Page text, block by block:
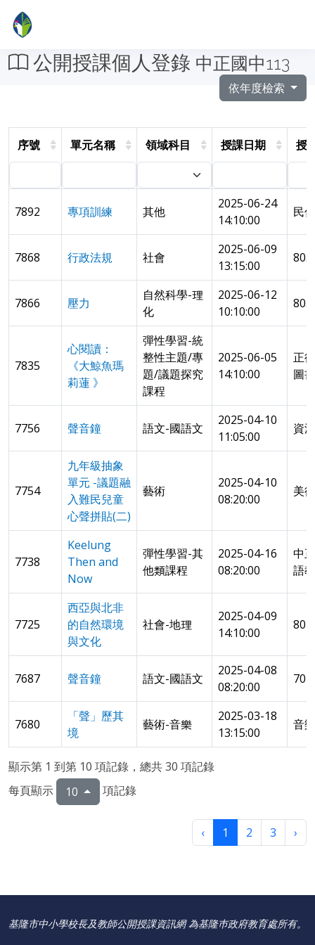
公開授課個人登錄 中正國中113
依年度檢索
序號 單元名稱 領域科目 授課日期 授
7892 專項訓練 其他
2025-06-24
14:10:00
民
7868 行政法規 社會
2025-06-09
13:15:00
805
7866 壓力
自然科學-理
化
2025-06-12
10:10:00
805
7835
心閱讀：
《大鯨魚瑪
莉蓮 》
彈性學習-統
整性主題/專
題/議題探究
課程
2025-06-05
14:10:00
正
圖
7756 聲音鐘 語文-國語文
2025-04-10
11:05:00
資
7754
九年級抽象
單元 -議題融
入難民兒童
心聲拼貼(二)
藝術
2025-04-10
08:20:00
美
7738
Keelung
Then and
Now
彈性學習-其
他類課程
2025-04-16
08:20:00
中
語
7725
西亞與北非
的自然環境
與文化
社會-地理
2025-04-09
14:10:00
802
7687 聲音鐘 語文-國語文
2025-04-08
08:20:00
7680
「聲」歷其
境
藝術-音樂
2025-03-18
13:15:00
音
顯示第 1 到第 10 項記錄，總共 30 項記錄
每頁顯示
10 項記錄
‹ 1 2 3 ›
基隆市中小學校長及教師公開授課資訊網 為基隆巿政府教育處所有。